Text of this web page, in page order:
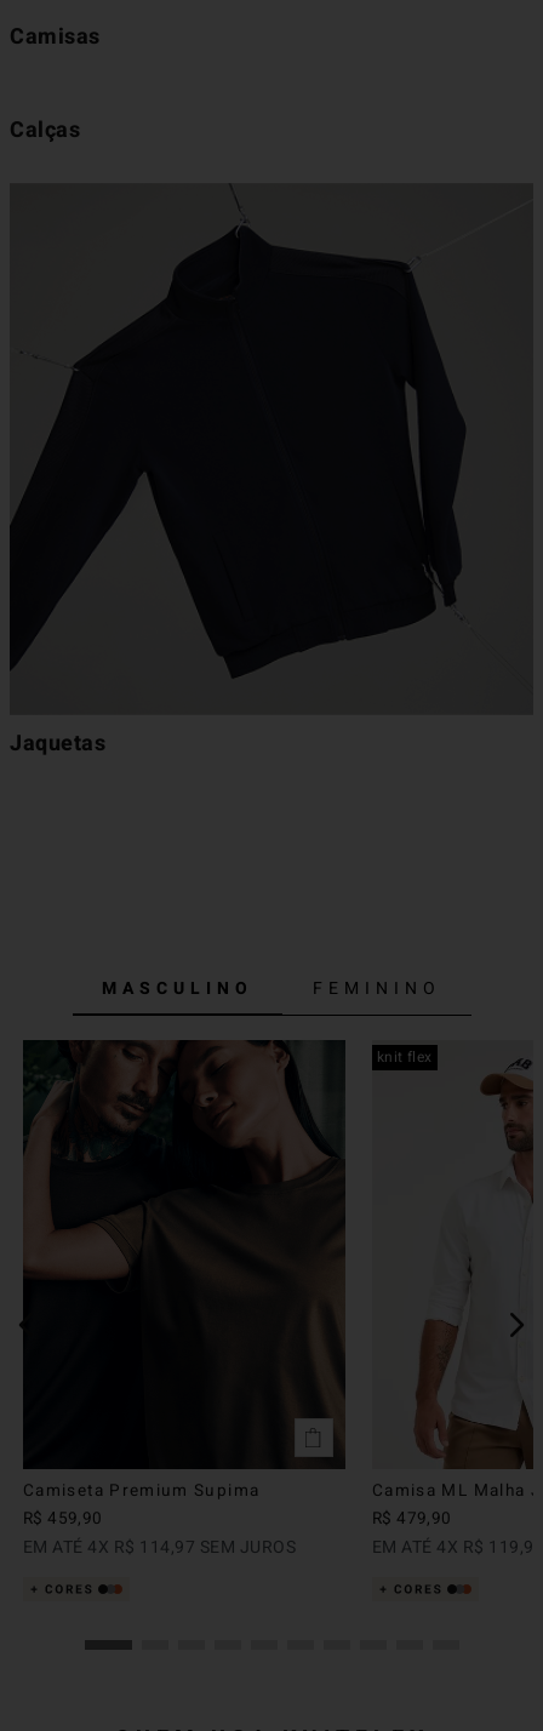
Camisas
Calças
Jaquetas
MASCULINO FEMININO
Camiseta Premium Supima
R$ 459,90
EM ATÉ 4X R$ 114,97 SEM JUROS
knit flex
Camisa ML Malha
R$ 479,90
EM ATÉ 4X R$ 119,